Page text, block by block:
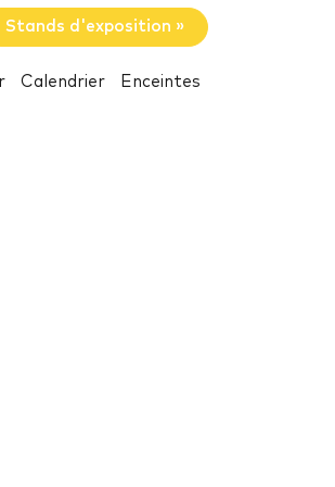
Stands d'exposition »
Calendrier Enceintes